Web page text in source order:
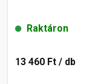
Raktáron
13 460 Ft / db